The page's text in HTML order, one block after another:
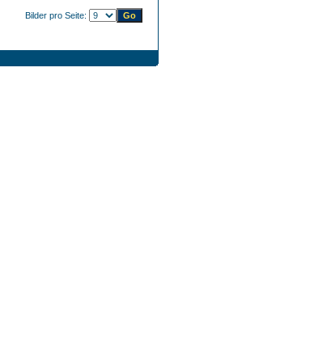
Bilder pro Seite: